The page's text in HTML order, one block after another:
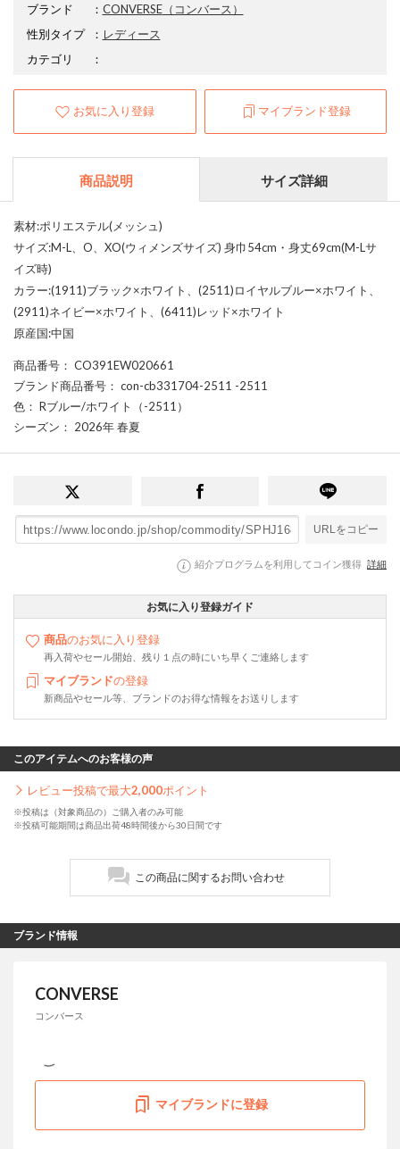
ブランド ： CONVERSE（コンバース）
性別タイプ
： レディース
カテゴリ
：
お気に入り登録 マイブランド登録
商品説明 サイズ詳細
素材:ポリエステル(メッシュ)
サイズ:M-L、O、XO(ウィメンズサイズ) 身巾54cm・身丈69cm(M-Lサ
イズ時)
カラー:(1911)ブラック×ホワイト、(2511)ロイヤルブルー×ホワイト、
(2911)ネイビー×ホワイト、(6411)レッド×ホワイト
原産国:中国
商品番号 ： CO391EW020661
ブランド商品番号 ： con-cb331704-2511 -2511
色 ： Rブルー/ホワイト（-2511）
シーズン ： 2026年 春夏
URLをコピー
紹介プログラムを利用してコイン獲得 詳細
お気に入り登録ガイド
商品のお気に入り登録
再入荷やセール開始、残り１点の時にいち早くご連絡します
マイブランドの登録
新商品やセール等、ブランドのお得な情報をお送りします
このアイテムへのお客様の声
レビュー投稿で最大2,000ポイント
※投稿は（対象商品の）ご購入者のみ可能
※投稿可能期間は商品出荷48時間後から30日間です
この商品に関するお問い合わせ
ブランド情報
CONVERSE
コンバース
マイブランドに登録